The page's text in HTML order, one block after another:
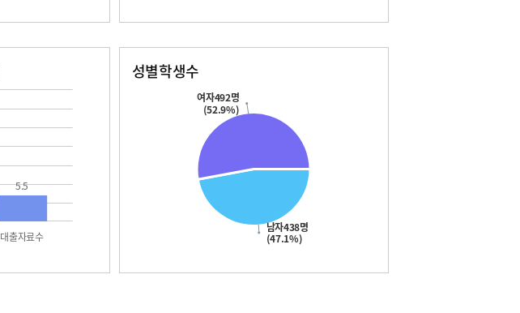
대출자료수
5.5
성별학생수
남자438명
(47.1%)
여자492명
(52.9%)